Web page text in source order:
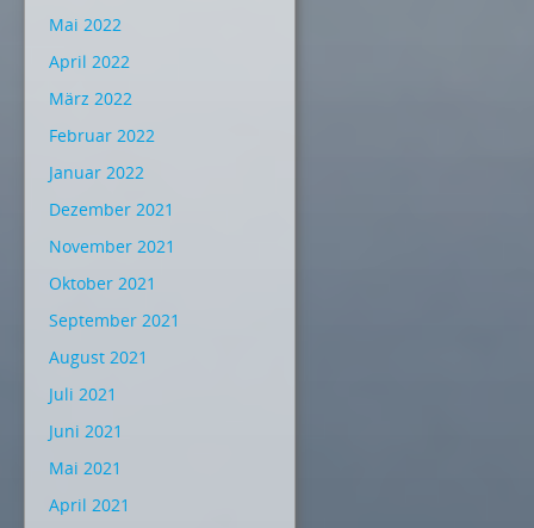
Mai 2022
April 2022
März 2022
Februar 2022
Januar 2022
Dezember 2021
November 2021
Oktober 2021
September 2021
August 2021
Juli 2021
Juni 2021
Mai 2021
April 2021